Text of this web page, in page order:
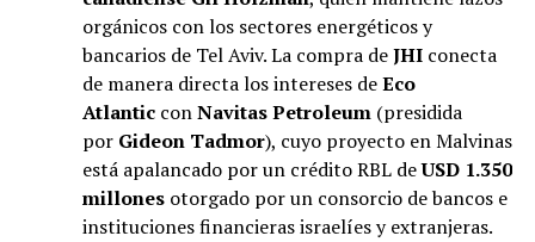
orgánicos con los sectores energéticos y
bancarios de Tel Aviv. La compra deJHIconecta
de manera directa los intereses deEco
AtlanticconNavitas Petroleum(presidida
por Gideon Tadmor), cuyo proyecto en Malvinas
está apalancado por un crédito RBL deUSD 1.350
millonesotorgado por un consorcio de bancos e
instituciones financieras israelíes y extranjeras.